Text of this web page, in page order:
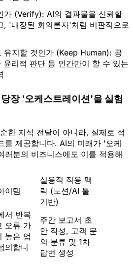
가 (Verify): AI의 결과물을 신뢰할
, '내장된 회의론자'처럼 비판적으로
유지할 것인가 (Keep Human): 공
윤리적 판단 등 인간만이 할 수 있는
장 '오케스트레이션'을 실험
한 지식 전달이 아니라, 실제로 적
를 제공합니다. AI의 미래가 '오케
러분의 비즈니스에도 이를 적용해
이템
실용적 적용 맥
락 (노션/AI 툴
기반)
서 반복
오류 가
높은 업
의합니
주간 보고서 초
안 작성, 고객 문
의 분류 및 1차
답변 생성